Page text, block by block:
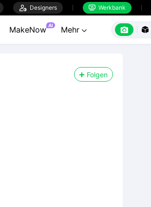
 Designers  Werkbank
MakeNow AI Mehr   
Folgen